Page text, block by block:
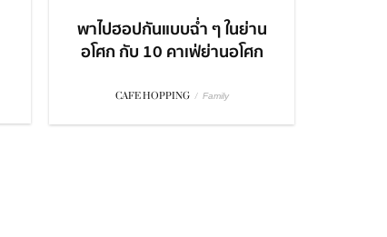
พาไปฮอปกันแบบฉ่ำ ๆ ในย่าน
อโศก กับ 10 คาเฟ่ย่านอโศก
CAFE HOPPING / Family